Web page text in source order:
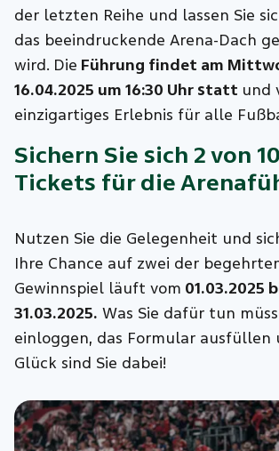
der letzten Reihe und lassen Sie
das beeindruckende Arena-Dach
wird. Die Führung findet am
16.04.2025 um 16:30 Uhr statt und
einzigartiges Erlebnis für alle
Sichern Sie sich 2 von
Tickets für die
Nutzen Sie die Gelegenheit und
Ihre Chance auf zwei der
Gewinnspiel läuft vom 01.03.2025
31.03.2025. Was Sie dafür tun
einloggen, das Formular ausfüllen
Glück sind Sie dabei!